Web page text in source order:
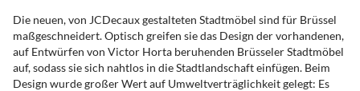
Die neuen, von JCDecaux gestalteten Stadtmöbel sind für Brüssel
maßgeschneidert. Optisch greifen sie das Design der vorhandenen,
auf Entwürfen von Victor Horta beruhenden Brüsseler Stadtmöbel
auf, sodass sie sich nahtlos in die Stadtlandschaft einfügen. Beim
Design wurde großer Wert auf Umweltverträglichkeit gelegt: Es